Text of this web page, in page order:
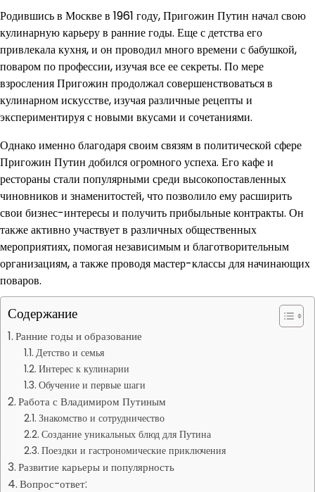
Родившись в Москве в 1961 году, Пригожин Путин начал свою
кулинарную карьеру в ранние годы. Еще с детства его
привлекала кухня, и он проводил много времени с бабушкой,
поваром по профессии, изучая все ее секреты. По мере
взросления Пригожин продолжал совершенствоваться в
кулинарном искусстве, изучая различные рецепты и
экспериментируя с новыми вкусами и сочетаниями.
Однако именно благодаря своим связям в политической сфере
Пригожин Путин добился огромного успеха. Его кафе и
рестораны стали популярными среди высокопоставленных
чиновников и знаменитостей, что позволило ему расширить
свои бизнес-интересы и получить прибыльные контракты. Он
также активно участвует в различных общественных
мероприятиях, помогая независимым и благотворительным
организациям, а также проводя мастер-классы для начинающих
поваров.
Содержание
Ранние годы и образование
Детство и семья
Интерес к кулинарии
Обучение и первые шаги
Работа с Владимиром Путиным
Знакомство и сотрудничество
Создание уникальных блюд для Путина
Поездки и гастрономические приключения
Развитие карьеры и популярность
Вопрос-ответ: